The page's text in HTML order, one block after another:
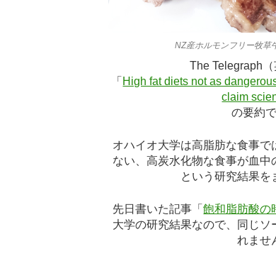
NZ産ホルモンフリー牧草
The Telegraph
「 High fat diets not as
claim
の要約で
オハイオ大学は高脂肪な食事
ない、高炭水化物な食事が血
という研究結果を
先日書いた記事「飽和脂肪酸の
大学の研究結果なので、同じ
れませ